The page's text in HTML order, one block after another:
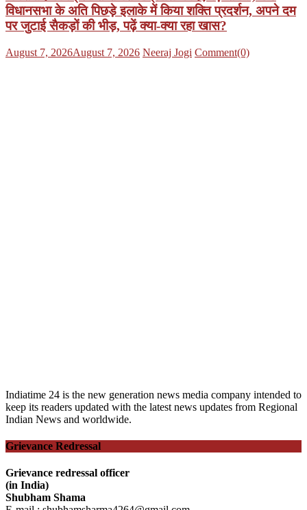
विधानसभा के अति पिछड़े इलाके में किया शक्ति प्रदर्शन, अपने दम
पर जुटाई सैकड़ों की भीड़, पढ़ें क्या-क्या रहा खास?
Posted
August 7, 2026August 7, 2026 Author
Neeraj Jogi Comment(0)
Indiatime 24 is the new generation news media company intended to
keep its readers updated with the latest news updates from Regional
Indian News and worldwide.
Grievance Redressal
Grievance redressal officer
(in India)
Shubham Shama